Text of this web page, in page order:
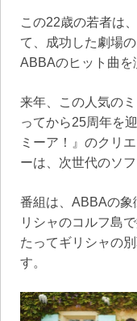
この22歳の若者は
て、成功した劇場
ABBAのヒット曲を
来年、この人気の
ってから25周年を
ミーア！』のクリ
ーは、次世代のソ
番組は、ABBAの
リシャのコルフ島
たってギリシャの
す。